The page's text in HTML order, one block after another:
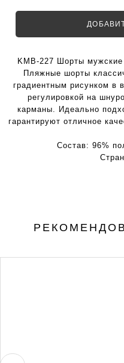
KMB-227 Шорты
Пляжные шорты
градиентным рисунком в
регулировкой на
карманы. Идеально
гарантируют отличное
Состав:96%